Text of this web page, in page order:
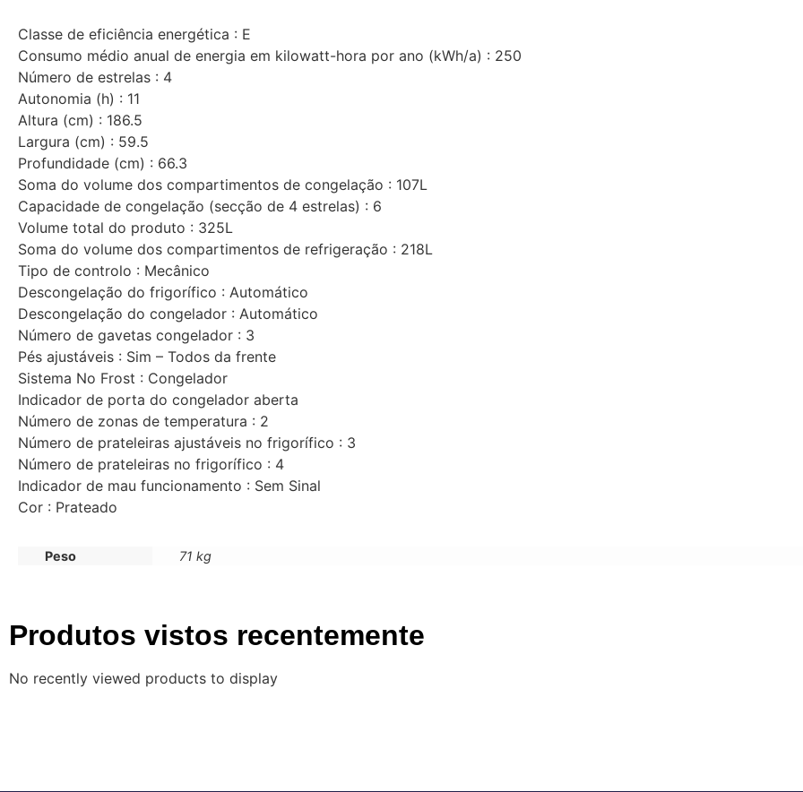
Classe de eficiência energética : E
Consumo médio anual de energia em kilowatt-hora por ano (kWh/a) : 250
Número de estrelas : 4
Autonomia (h) : 11
Altura (cm) : 186.5
Largura (cm) : 59.5
Profundidade (cm) : 66.3
Soma do volume dos compartimentos de congelação : 107L
Capacidade de congelação (secção de 4 estrelas) : 6
Volume total do produto : 325L
Soma do volume dos compartimentos de refrigeração : 218L
Tipo de controlo : Mecânico
Descongelação do frigorífico : Automático
Descongelação do congelador : Automático
Número de gavetas congelador : 3
Pés ajustáveis : Sim – Todos da frente
Sistema No Frost : Congelador
Indicador de porta do congelador aberta
Número de zonas de temperatura : 2
Número de prateleiras ajustáveis no frigorífico : 3
Número de prateleiras no frigorífico : 4
Indicador de mau funcionamento : Sem Sinal
Cor : Prateado
Peso 71 kg
Produtos vistos recentemente
No recently viewed products to display